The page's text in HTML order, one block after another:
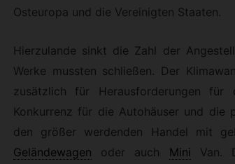
Osteuropa und die Vereinigten Staaten.
Hierzulande sinkt die Zahl der
Werke mussten schließen. Der
zusätzlich für Herausforderungen
Konkurrenz für die Autohäuser und die
den größer werdenden Handel mit
Geländewagen
oder auch Mini
Van.